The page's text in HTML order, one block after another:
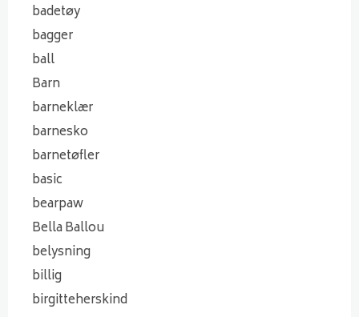
badetøy
bagger
ball
Barn
barneklær
barnesko
barnetøfler
basic
bearpaw
Bella Ballou
belysning
billig
birgitteherskind